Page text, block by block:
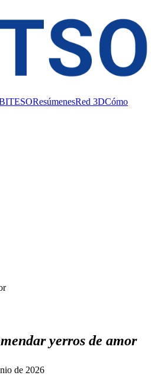
ResúmenesRed 3DCómo
yerros de amor
de 2026